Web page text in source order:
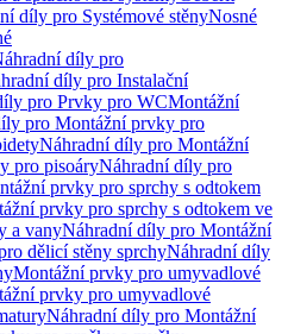
díly pro Systémové stěnyNosné
díly pro
díly pro Instalační
pro Prvky pro WCMontážní
pro Montážní prvky pro
Náhradní díly pro Montážní
pro pisoáryNáhradní díly pro
prvky pro sprchy s odtokem
prvky pro sprchy s odtokem ve
a vanyNáhradní díly pro Montážní
dělicí stěny sprchyNáhradní díly
Montážní prvky pro umyvadlové
prvky pro umyvadlové
Náhradní díly pro Montážní